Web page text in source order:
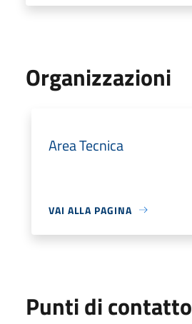
Organizzazioni
Area Tecnica
VAI ALLA PAGINA
Punti di contatto